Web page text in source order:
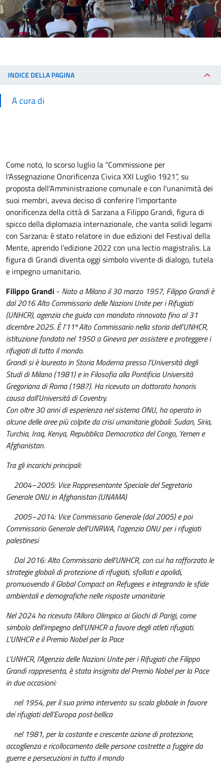
INDICE DELLA PAGINA
A cura di
Come noto, lo scorso luglio la “Commissione per
l'Assegnazione Onorificenza Civica XXI Luglio 1921”, su
proposta dell’Amministrazione comunale e con l'unanimità dei
suoi membri, aveva deciso di conferire l'importante
onorificenza della città di Sarzana a Filippo Grandi, figura di
spicco della diplomazia internazionale, che vanta solidi legami
con Sarzana: è stato relatore in due edizioni del Festival della
Mente, aprendo l’edizione 2022 con una lectio magistralis. La
figura di Grandi diventa oggi simbolo vivente di dialogo, tutela
e impegno umanitario.
Filippo Grandi - Nato a Milano il 30 marzo 1957, Filippo Grandi è
dal 2016 Alto Commissario delle Nazioni Unite per i Rifugiati
(UNHCR), agenzia che guida con mandato rinnovato fino al 31
dicembre 2025. È l’11º Alto Commissario nella storia dell’UNHCR,
istituzione fondata nel 1950 a Ginevra per assistere e proteggere i
rifugiati di tutto il mondo.
Grandi si è laureato in Storia Moderna presso l’Università degli
Studi di Milano (1981) e in Filosofia alla Pontificia Università
Gregoriana di Roma (1987). Ha ricevuto un dottorato honoris
causa dall’Università di Coventry.
Con oltre 30 anni di esperienza nel sistema ONU, ha operato in
alcune delle aree più colpite da crisi umanitarie globali: Sudan, Siria,
Turchia, Iraq, Kenya, Repubblica Democratica del Congo, Yemen e
Afghanistan.
Tra gli incarichi principali:
2004–2005: Vice Rappresentante Speciale del Segretario
Generale ONU in Afghanistan (UNAMA)
2005–2014: Vice Commissario Generale (dal 2005) e poi
Commissario Generale dell’UNRWA, l'agenzia ONU per i rifugiati
palestinesi
Dal 2016: Alto Commissario dell’UNHCR, con cui ha rafforzato le
strategie globali di protezione di rifugiati, sfollati e apolidi,
promuovendo il Global Compact on Refugees e integrando le sfide
ambientali e demografiche nelle risposte umanitarie
Nel 2024 ha ricevuto l’Alloro Olimpico ai Giochi di Parigi, come
simbolo dell’impegno dell’UNHCR a favore degli atleti rifugiati.
L’UNHCR e il Premio Nobel per la Pace
L’UNHCR, l’Agenzia delle Nazioni Unite per i Rifugiati che Filippo
Grandi rappresenta, è stata insignita del Premio Nobel per la Pace
in due occasioni:
nel 1954, per il suo primo intervento su scala globale in favore
dei rifugiati dell’Europa post-bellica
nel 1981, per la costante e crescente azione di protezione,
accoglienza e ricollocamento delle persone costrette a fuggire da
guerre e persecuzioni in tutto il mondo